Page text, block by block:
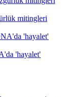
mitingleri
'hayalet'